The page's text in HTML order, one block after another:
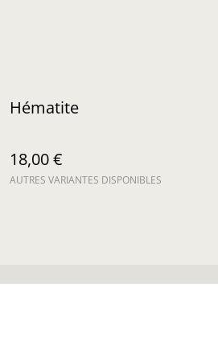
Hématite
18,00 €
AUTRES VARIANTES DISPONIBLES